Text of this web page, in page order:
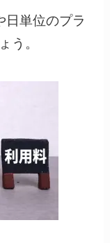
日単位のプラ
う。